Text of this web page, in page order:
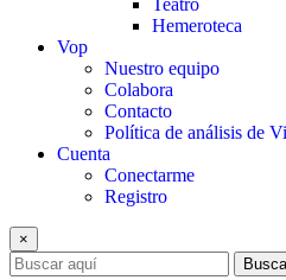
Teatro
Hemeroteca
Vop
Nuestro equipo
Colabora
Contacto
Política de análisis de
Cuenta
Conectarme
Registro
×